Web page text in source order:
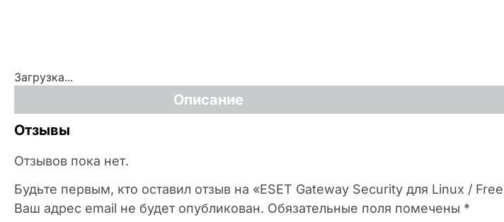
Загрузка...
Описание
Отзывы
Отзывов пока нет.
Будьте первым, кто оставил отзыв на «ESET Gateway Security для Linux /
Ваш адрес email не будет опубликован. Обязательные поля помечены *